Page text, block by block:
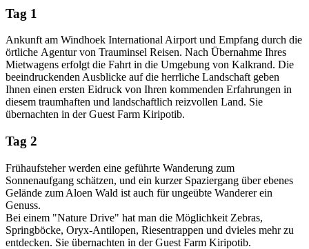
Tag 1
Ankunft am Windhoek International Airport und Empfang durch die
örtliche Agentur von Trauminsel Reisen. Nach Übernahme Ihres
Mietwagens erfolgt die Fahrt in die Umgebung von Kalkrand. Die
beeindruckenden Ausblicke auf die herrliche Landschaft geben
Ihnen einen ersten Eidruck von Ihren kommenden Erfahrungen in
diesem traumhaften und landschaftlich reizvollen Land. Sie
übernachten in der Guest Farm Kiripotib.
Tag 2
Frühaufsteher werden eine geführte Wanderung zum
Sonnenaufgang schätzen, und ein kurzer Spaziergang über ebenes
Gelände zum Aloen Wald ist auch für ungeübte Wanderer ein
Genuss.
Bei einem "Nature Drive" hat man die Möglichkeit Zebras,
Springböcke, Oryx-Antilopen, Riesentrappen und dvieles mehr zu
entdecken. Sie übernachten in der Guest Farm Kiripotib.